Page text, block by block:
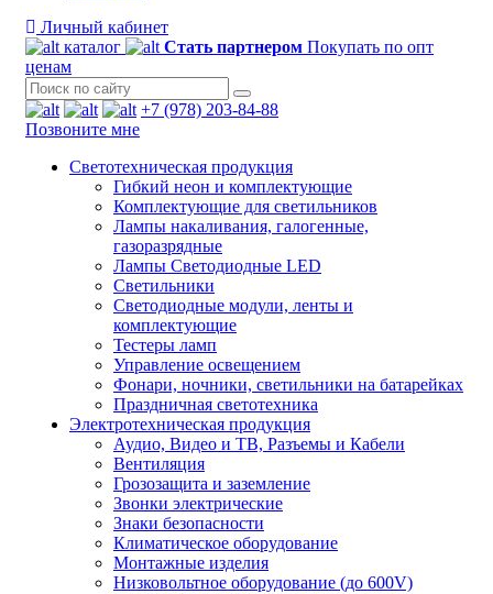
Личный кабинет
каталог
Стать партнером Покупать по опт
ценам
+7 (978) 203-84-88
Позвоните мне
Светотехническая продукция
Гибкий неон и комплектующие
Комплектующие для светильников
Лампы накаливания, галогенные,
газоразрядные
Лампы Светодиодные LED
Светильники
Светодиодные модули, ленты и
комплектующие
Тестеры ламп
Управление освещением
Фонари, ночники, светильники на батарейках
Праздничная светотехника
Электротехническая продукция
Аудио, Видео и ТВ, Разъемы и Кабели
Вентиляция
Грозозащита и заземление
Звонки электрические
Знаки безопасности
Климатическое оборудование
Монтажные изделия
Низковольтное оборудование (до 600V)